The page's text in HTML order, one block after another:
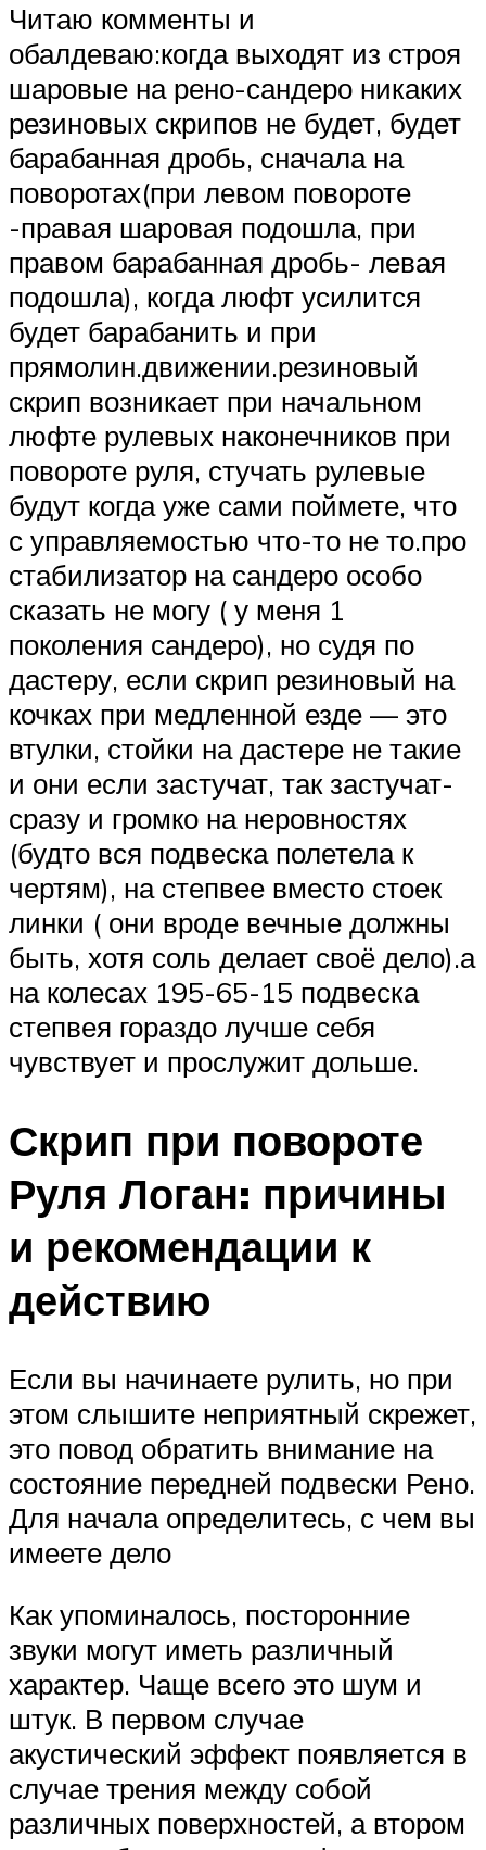
Читаю комменты и
обалдеваю:когда выходят из строя
шаровые на рено-сандеро никаких
резиновых скрипов не будет, будет
барабанная дробь, сначала на
поворотах(при левом повороте
-правая шаровая подошла, при
правом барабанная дробь- левая
подошла), когда люфт усилится
будет барабанить и при
прямолин.движении.резиновый
скрип возникает при начальном
люфте рулевых наконечников при
повороте руля, стучать рулевые
будут когда уже сами поймете, что
с управляемостью что-то не то.про
стабилизатор на сандеро особо
сказать не могу ( у меня 1
поколения сандеро), но судя по
дастеру, если скрип резиновый на
кочках при медленной езде — это
втулки, стойки на дастере не такие
и они если застучат, так застучат-
сразу и громко на неровностях
(будто вся подвеска полетела к
чертям), на степвее вместо стоек
линки ( они вроде вечные должны
быть, хотя соль делает своё дело).а
на колесах 195-65-15 подвеска
степвея гораздо лучше себя
чувствует и прослужит дольше.
Скрип при повороте
Руля Логан: причины
и рекомендации к
действию
Если вы начинаете рулить, но при
этом слышите неприятный скрежет,
это повод обратить внимание на
состояние передней подвески Рено.
Для начала определитесь, с чем вы
имеете дело
Как упоминалось, посторонние
звуки могут иметь различный
характер. Чаще всего это шум и
штук. В первом случае
акустический эффект появляется в
случае трения между собой
различных поверхностей, а втором